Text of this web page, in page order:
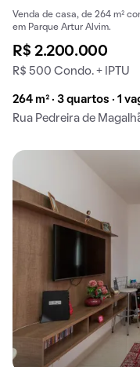
Venda de casa, de 264 m²
em Parque Artur Alvim.
R$ 2.200.000
R$ 500 Condo. + IPTU
264 m² · 3 quartos · 1
Rua Pedreira de